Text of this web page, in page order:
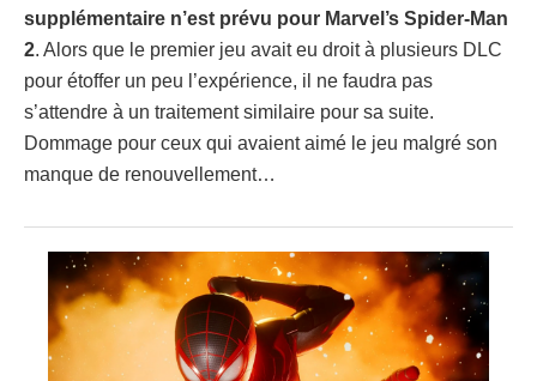
supplémentaire n’est prévu pour Marvel’s Spider-Man
2. Alors que le premier jeu avait eu droit à plusieurs DLC
pour étoffer un peu l’expérience, il ne faudra pas
s’attendre à un traitement similaire pour sa suite.
Dommage pour ceux qui avaient aimé le jeu malgré son
manque de renouvellement…